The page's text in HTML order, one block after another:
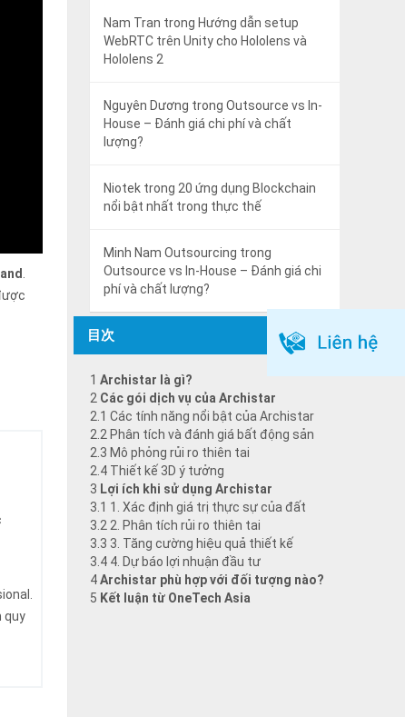
.
quy
Nam Tran trong Hướng dẫn setup
WebRTC trên Unity cho Hololens và
Hololens 2
Nguyên Dương trong Outsource vs In-
House – Đánh giá chi phí và chất
lượng?
Niotek trong 20 ứng dụng Blockchain
nổi bật nhất trong thực thế
Minh Nam Outsourcing trong
Outsource vs In-House – Đánh giá chi
phí và chất lượng?
目次
1 Archistar là gì?
2 Các gói dịch vụ của Archistar
2.1 Các tính năng nổi bật của Archistar
2.2 Phân tích và đánh giá bất động sản
2.3 Mô phỏng rủi ro thiên tai
2.4 Thiết kế 3D ý tưởng
3 Lợi ích khi sử dụng Archistar
3.1 1. Xác định giá trị thực sự của đất
3.2 2. Phân tích rủi ro thiên tai
3.3 3. Tăng cường hiệu quả thiết kế
3.4 4. Dự báo lợi nhuận đầu tư
4Archistar phù hợp với đối tượng nào?
5 Kết luận từ OneTech Asia